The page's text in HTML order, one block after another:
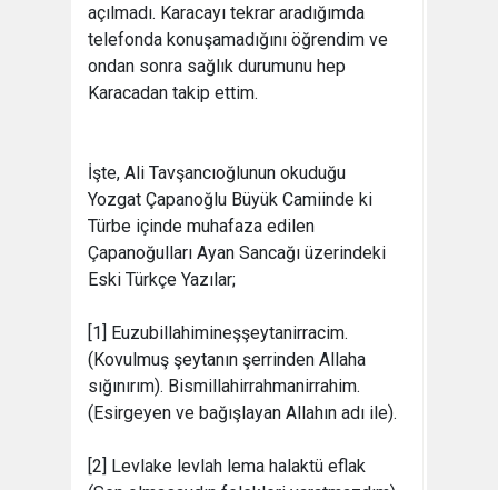
açılmadı. Karacayı tekrar aradığımda
telefonda konuşamadığını öğrendim ve
ondan sonra sağlık durumunu hep
Karacadan takip ettim.
İşte, Ali Tavşancıoğlunun okuduğu
Yozgat Çapanoğlu Büyük Camiinde ki
Türbe içinde muhafaza edilen
Çapanoğulları Ayan Sancağı üzerindeki
Eski Türkçe Yazılar;
[1] Euzubillahimineşşeytanirracim.
(Kovulmuş şeytanın şerrinden Allaha
sığınırım). Bismillahirrahmanirrahim.
(Esirgeyen ve bağışlayan Allahın adı ile).
[2] Levlake levlah lema halaktü eflak